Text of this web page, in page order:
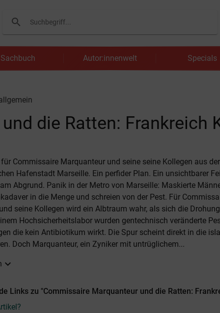
search
Suchen
Sachbuch Autor:innenwelt Specials
die Ratten: Frankreich
für Commissaire Marquanteur und seine seine Kollegen aus der
Hafenstadt Marseille. Ein perfider Plan. Ein unsichtbarer
am Abgrund. Panik in der Metro von Marseille: Maskierte
in die Menge und schreien von der Pest. Für
seine Kollegen wird ein Albtraum wahr, als sich die
Hochsicherheitslabor wurden gentechnisch veränderte
die kein Antibiotikum wirkt. Die Spur scheint direkt in die
Doch Marquanteur, ein Zyniker mit untrüglichem...
expand_more
Links zu "Commissaire Marquanteur und die Ratten: